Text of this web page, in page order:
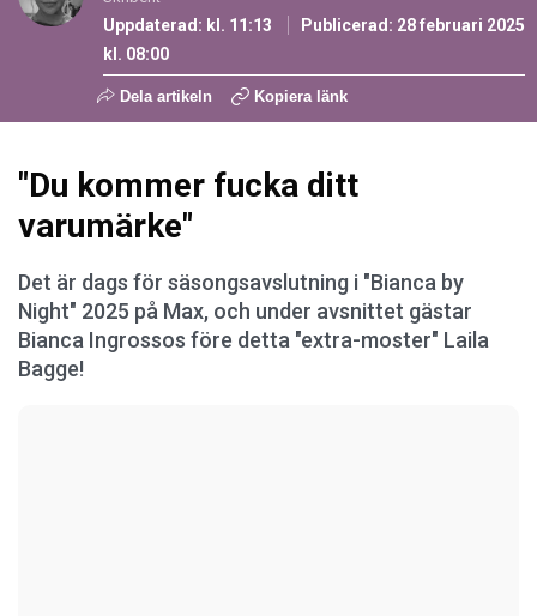
Uppdaterad: kl. 11:13 Publicerad: 28 februari 2025
kl. 08:00
Dela artikeln Kopiera länk
"Du kommer fucka ditt
varumärke"
Det är dags för säsongsavslutning i "Bianca by
Night" 2025 på Max, och under avsnittet gästar
Bianca Ingrossos före detta "extra-moster" Laila
Bagge!